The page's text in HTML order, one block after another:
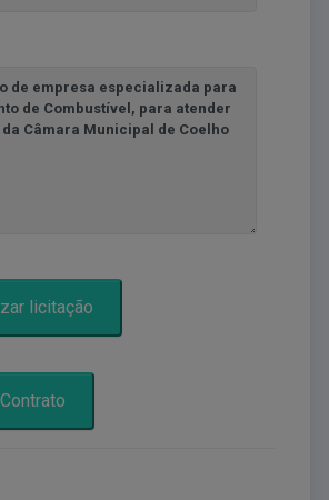
licitação